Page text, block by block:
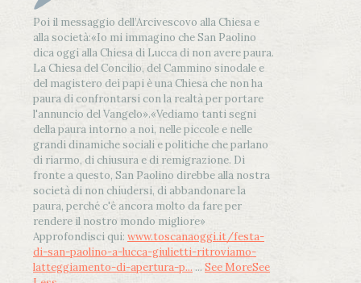
Poi il messaggio dell’Arcivescovo alla Chiesa e
alla società:«Io mi immagino che San Paolino
dica oggi alla Chiesa di Lucca di non avere paura.
La Chiesa del Concilio, del Cammino sinodale e
del magistero dei papi è una Chiesa che non ha
paura di confrontarsi con la realtà per portare
l'annuncio del Vangelo».«Vediamo tanti segni
della paura intorno a noi, nelle piccole e nelle
grandi dinamiche sociali e politiche che parlano
di riarmo, di chiusura e di remigrazione. Di
fronte a questo, San Paolino direbbe alla nostra
società di non chiudersi, di abbandonare la
paura, perché c'è ancora molto da fare per
rendere il nostro mondo migliore»
Approfondisci qui: www.toscanaoggi.it/festa-
di-san-paolino-a-lucca-giulietti-ritroviamo-
latteggiamento-di-apertura-p... ... See MoreSee